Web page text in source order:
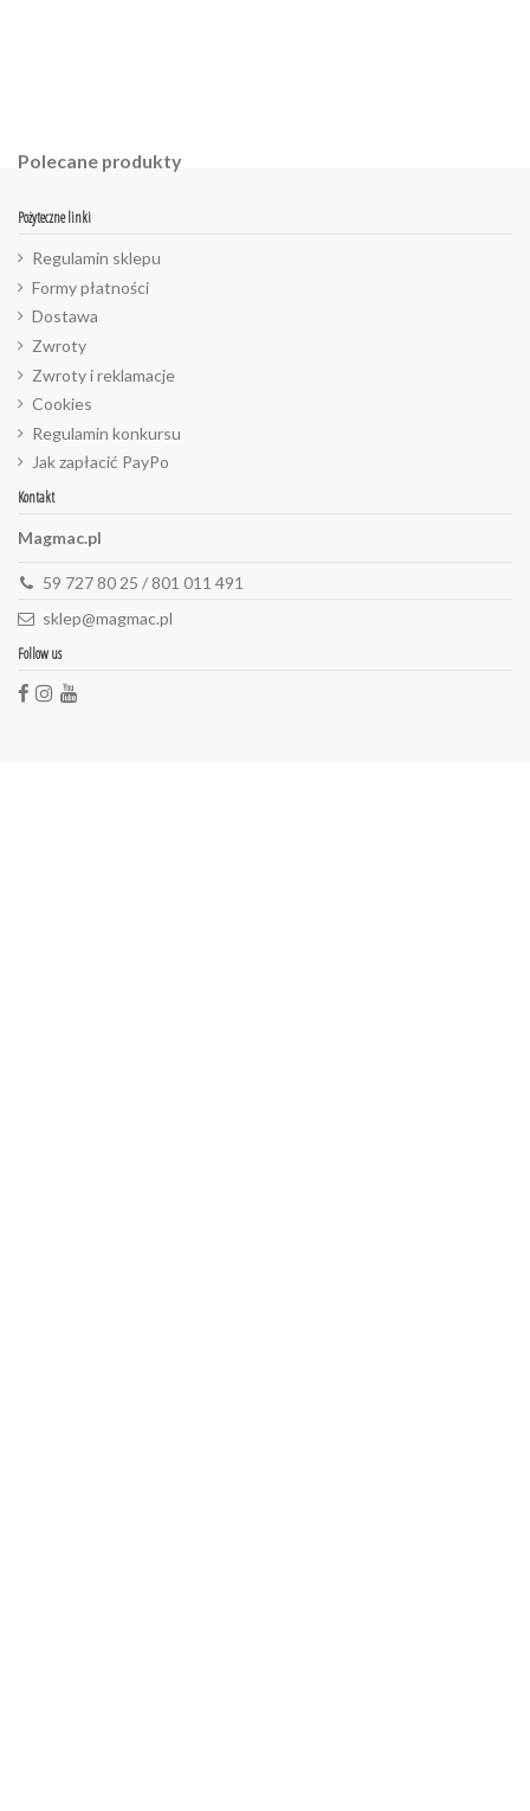
Polecane produkty
Pożyteczne linki
Regulamin sklepu
Formy płatności
Dostawa
Zwroty
Zwroty i reklamacje
Cookies
Regulamin konkursu
Jak zapłacić PayPo
Kontakt
Magmac.pl
59 727 80 25 / 801 011 491
sklep@magmac.pl
Follow us